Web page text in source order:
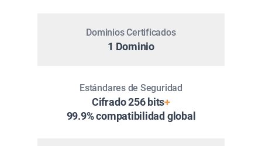
Dominios Certificados
1 Dominio
Estándares de Seguridad
Cifrado 256 bits+
99.9% compatibilidad global